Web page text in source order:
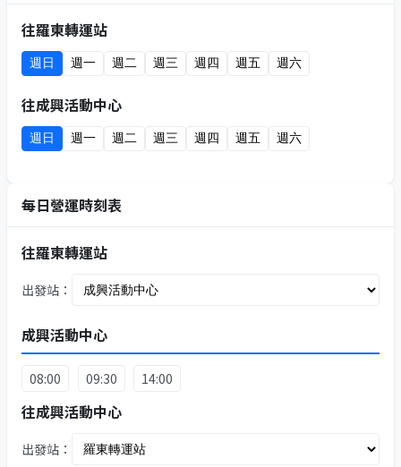
往羅東轉運站
週日 週一 週二 週三 週四 週五 週六
往成興活動中心
週日 週一 週二 週三 週四 週五 週六
每日營運時刻表
往羅東轉運站
出發站：
成興活動中心
08:00 09:30 14:00
往成興活動中心
出發站：